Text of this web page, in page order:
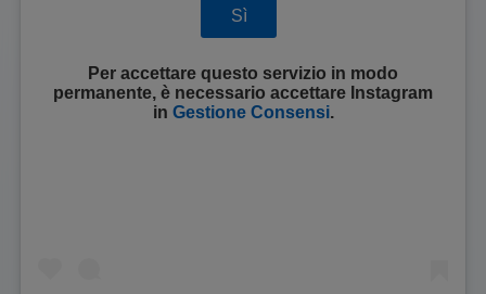
Sì
Per accettare questo servizio in modo
permanente, è necessario accettare Instagram
in Gestione Consensi.